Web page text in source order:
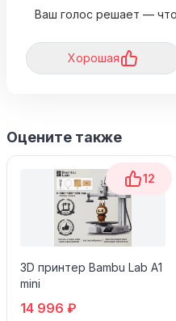
Ваш голос решает —
Хорошая
Оцените также
12
3D принтер Bambu Lab A1
mini
14 996 ₽